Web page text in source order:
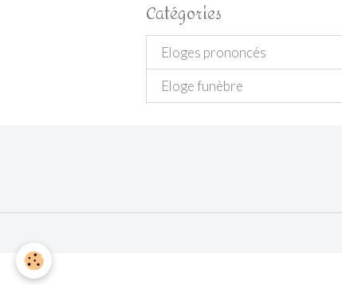
Catégories
Eloges prononcés
Eloge funèbre